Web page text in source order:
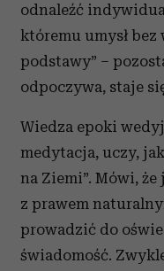
odnaleźć
któremu umysł bez
podstawy” –
odpoczywa, staje
Wiedza epoki
medytacja, uczy,
na Ziemi”. Mówi,
z prawem
prowadzić do
świadomość.